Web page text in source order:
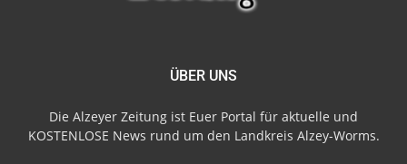
ÜBER UNS
Die Alzeyer Zeitung ist Euer Portal für aktuelle und
KOSTENLOSE News rund um den Landkreis Alzey-Worms.